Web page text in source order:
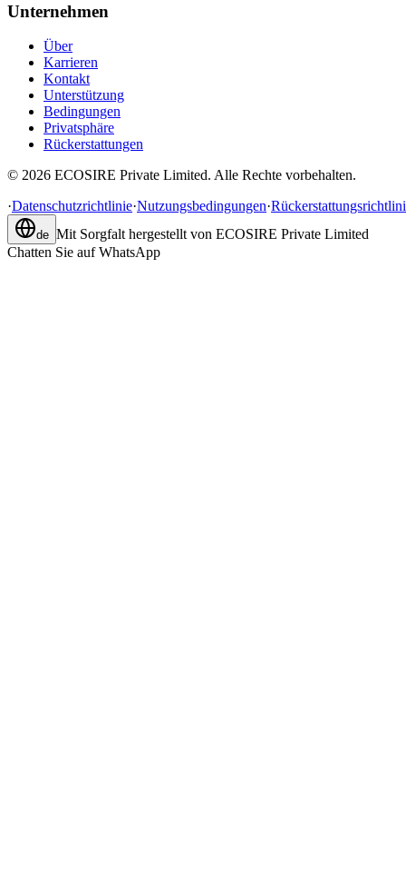
Unternehmen
Über
Karrieren
Kontakt
Unterstützung
Bedingungen
Privatsphäre
Rückerstattungen
© 2026 ECOSIRE Private Limited. Alle Rechte vorbehalten.
·Datenschutzrichtlinie·Nutzungsbedingungen·
de Mit Sorgfalt hergestellt von ECOSIRE Private Limited
Chatten Sie auf WhatsApp